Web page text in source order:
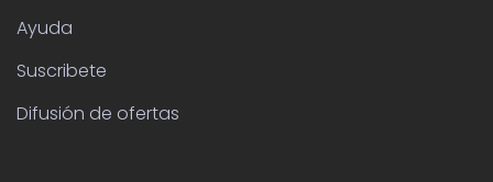
Ayuda
Suscribete
Difusión de ofertas